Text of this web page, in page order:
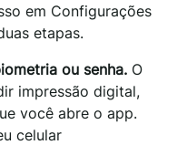
em Configurações
etapas.
ou senha. O
impressão digital,
você abre o app.
celular